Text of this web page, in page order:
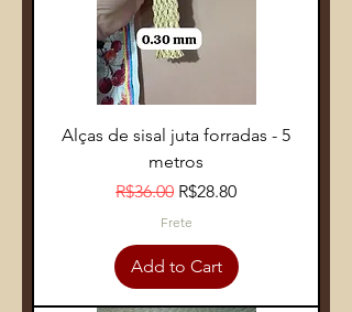
Alças de sisal juta forradas - 5
metros
Regular Price
R$36.00 Sale Price
R$28.80
Frete
Add to Cart